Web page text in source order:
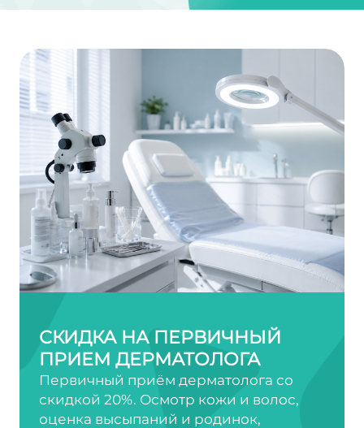
СКИДКА НА ПЕРВИЧНЫЙ
ПРИЕМ ДЕРМАТОЛОГА
Первичный приём дерматолога со
скидкой 20%. Осмотр кожи и волос,
оценка высыпаний и родинок,